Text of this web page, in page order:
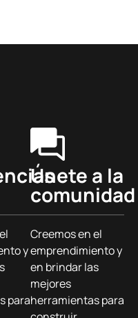
y
para
Únete a la
comunidad
Creemos en el
emprendimiento y
en brindar las
mejores
herramientas para